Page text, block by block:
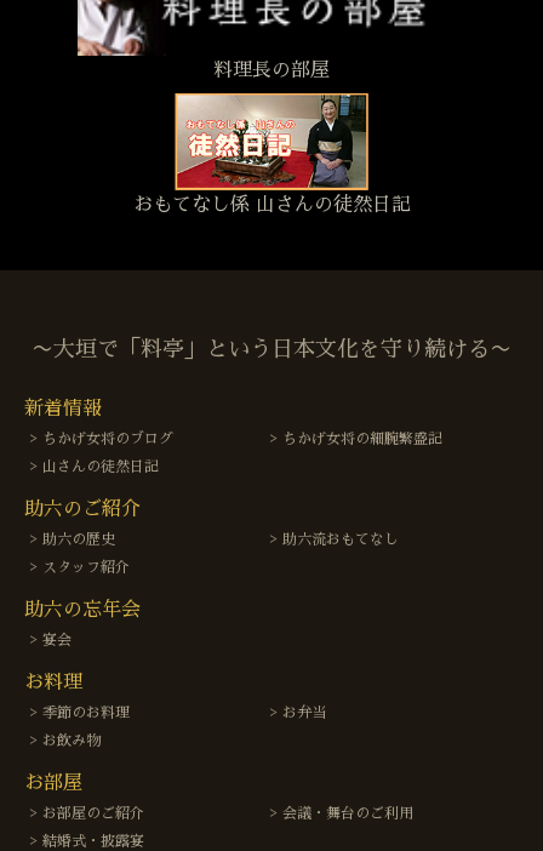
料理長の部屋
おもてなし係 山さんの徒然日記
〜大垣で「料亭」という日本文化を守り続ける〜
新着情報
ちかげ女将のブログ
ちかげ女将の細腕繁盛記
山さんの徒然日記
助六のご紹介
助六の歴史
助六流おもてなし
スタッフ紹介
助六の忘年会
宴会
お料理
季節のお料理
お弁当
お飲み物
お部屋
お部屋のご紹介
会議・舞台のご利用
結婚式・披露宴